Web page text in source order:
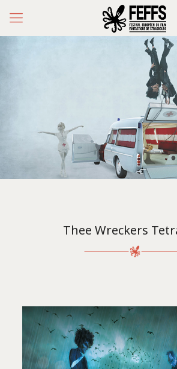
Thee Wreckers